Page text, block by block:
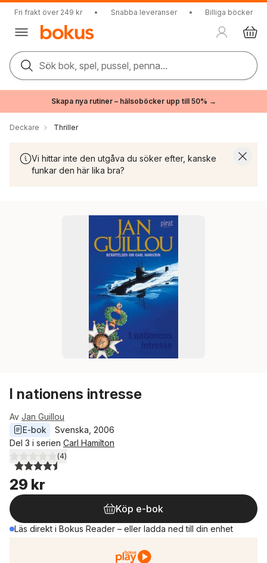
Fri frakt över 249 kr • Snabba leveranser • Billiga böcker
Sök bok, spel, pussel, penna...
Skapa nya rutiner – hälsoböcker upp till 50% →
Deckare Thriller
Vi hittar inte den utgåva du söker efter, kanske
funkar den här lika bra?
I nationens intresse
Av Jan Guillou
E-bok
Svenska 2006
Del 3 i serien Carl Hamilton
4,5utav 5 stjärnor. Totalt antal röster:
(4)
29 kr
Köp e-bok
Läs direkt i Bokus Reader – eller ladda ned till din enhet